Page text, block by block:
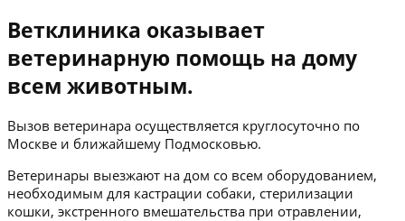
Ветклиника оказывает
ветеринарную помощь на дому
всем животным.
Вызов ветеринара осуществляется круглосуточно по
Москве и ближайшему Подмосковью.
Ветеринары выезжают на дом со всем оборудованием,
необходимым для кастрации собаки, стерилизации
кошки, экстренного вмешательства при отравлении,